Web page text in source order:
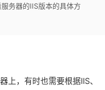
务器的IIS版本的具体方
上，有时也需要根据IIS、